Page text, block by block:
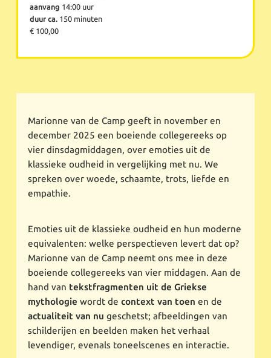
aanvang 14:00 uur
duur ca. 150 minuten
€ 100,00
Marionne van de Camp geeft in november en
december 2025 een boeiende collegereeks op
vier dinsdagmiddagen, over emoties uit de
klassieke oudheid in vergelijking met nu. We
spreken over woede, schaamte, trots, liefde en
empathie.
Emoties uit de klassieke oudheid en hun moderne
equivalenten: welke perspectieven levert dat op?
Marionne van de Camp neemt ons mee in deze
boeiende collegereeks van vier middagen. Aan de
hand van tekstfragmenten uit de Griekse
mythologie wordt decontext van toen en de
actualiteit van nugeschetst; afbeeldingen van
schilderijen en beelden maken het verhaal
levendiger, evenals toneelscenes en interactie.